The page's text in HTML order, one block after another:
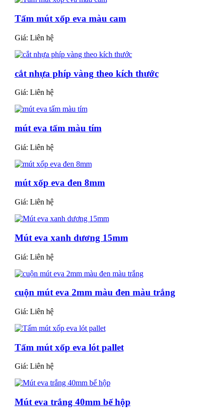
Tấm mút xốp eva màu cam
Giá: Liên hệ
cắt nhựa phíp vàng theo kích thước
Giá: Liên hệ
mút eva tấm màu tím
Giá: Liên hệ
mút xốp eva đen 8mm
Giá: Liên hệ
Mút eva xanh dương 15mm
Giá: Liên hệ
cuộn mút eva 2mm màu đen màu trắng
Giá: Liên hệ
Tấm mút xốp eva lót pallet
Giá: Liên hệ
Mút eva trắng 40mm bế hộp